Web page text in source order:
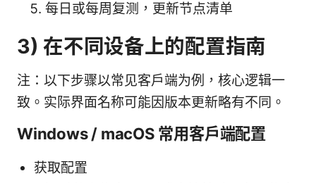
每日或每周复测，更新节点清单
3) 在不同设备上的配置指南
注：以下步骤以常见客户端为例，核心逻辑一
致。实际界面名称可能因版本更新略有不同。
Windows / macOS 常用客户端配置
获取配置